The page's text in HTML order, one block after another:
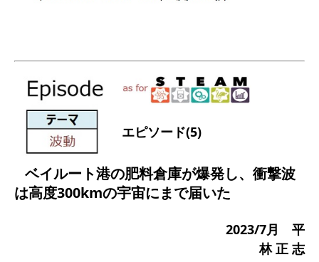
エピソード(5)
ベイルート港の肥料倉庫が爆発し、衝撃波
は高度300kmの宇宙にまで届いた
2023/7月 平
林 正 志